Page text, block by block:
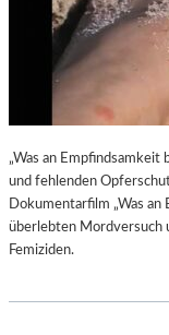
„Was an
und fehlenden
Dokumentarfilm „Was
überlebten Mordversuch
Femiziden.